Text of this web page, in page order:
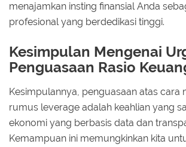
menajamkan insting finansial Anda
profesional yang berdedikasi tinggi.
Kesimpulan Mengenai
Penguasaan Rasio
Kesimpulannya, penguasaan atas cara
rumus leverage adalah keahlian yang
ekonomi yang berbasis data dan
Kemampuan ini memungkinkan kita